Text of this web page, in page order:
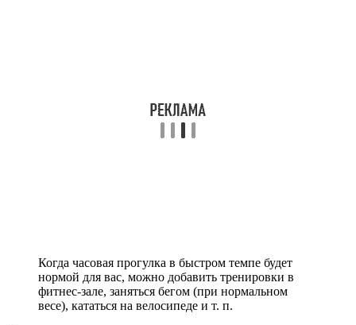
Когда часовая прогулка в быстром темпе будет
нормой для вас, можно добавить тренировки в
фитнес-зале, заняться бегом (при нормальном
весе), кататься на велосипеде и т. п.